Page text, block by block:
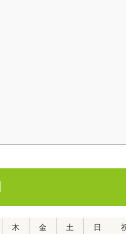
木 金 土 日